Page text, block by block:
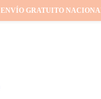
ENVÍO GRATUITO